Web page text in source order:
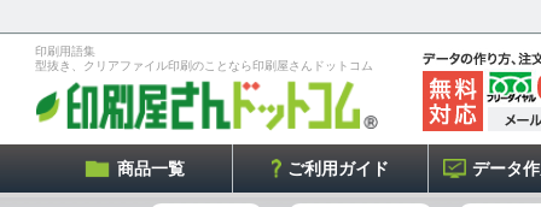
印刷用語集
型抜き、クリアファイル印刷のことなら印刷屋さんドットコム
商品一覧 ご利用ガイド データ